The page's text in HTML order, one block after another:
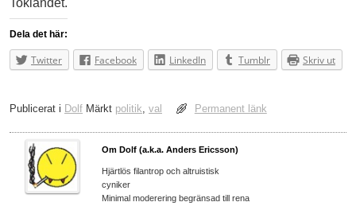
Toklandet.
Dela det här:
Twitter Facebook LinkedIn Tumblr Skriv ut
Publicerat i Dolf Märkt politik, val Permanent länk
Om Dolf (a.k.a. Anders Ericsson)
Hjärtlös filantrop och altruistisk
cyniker
Minimal moderering begränsad till rena